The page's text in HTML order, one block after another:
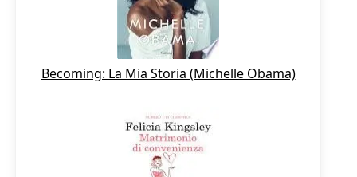
Becoming: La Mia Storia (Michelle Obama)